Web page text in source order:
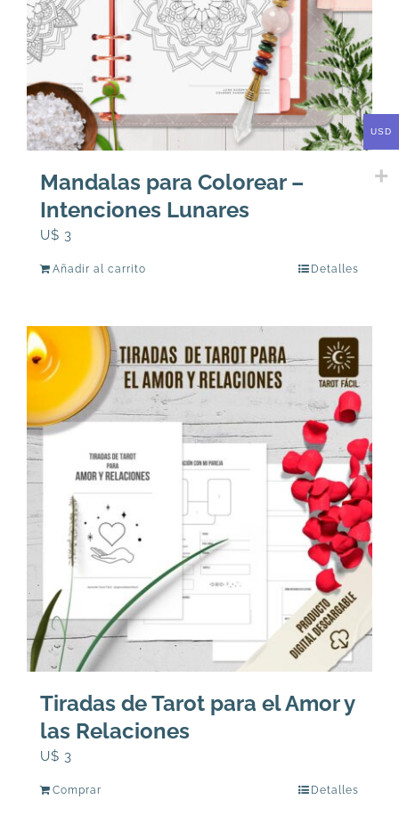
Mandalas para Colorear –
Intenciones Lunares
U$ 3
Añadir al carrito Detalles
Tiradas de Tarot para el Amor y
las Relaciones
U$ 3
Comprar Detalles
USD